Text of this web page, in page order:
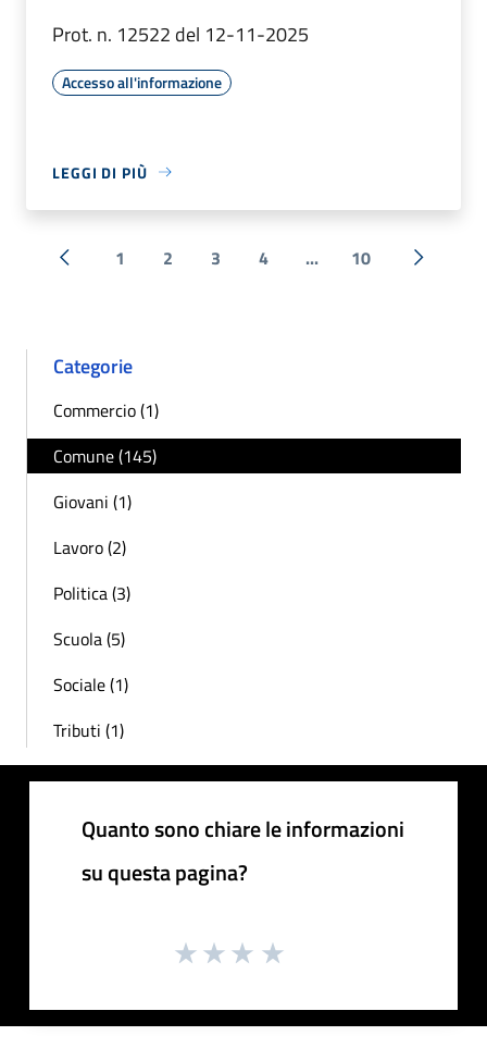
Prot. n. 12522 del 12-11-2025
Accesso all'informazione
LEGGI DI PIÙ
« Precedente
1 2 3 4 ... 10
Categorie
Commercio (1)
Comune (145)
Giovani (1)
Lavoro (2)
Politica (3)
Scuola (5)
Sociale (1)
Tributi (1)
Quanto sono chiare le informazioni
su questa pagina?